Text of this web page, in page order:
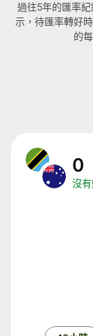
過往5年的匯率
示，待匯率轉好
的
0
沒